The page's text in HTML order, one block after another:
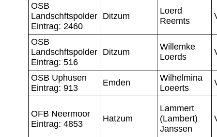
OSB
Landschftspolder
Eintrag: 2460
Ditzum
Loerd
Reemts
OSB
Landschftspolder
Eintrag: 516
Ditzum
Willemke
Loerds
OSB Uphusen
Eintrag: 913
Emden
Wilhelmina
Loeerts
OFB Neermoor
Eintrag: 4853
Hatzum
Lammert
(Lambert)
Janssen